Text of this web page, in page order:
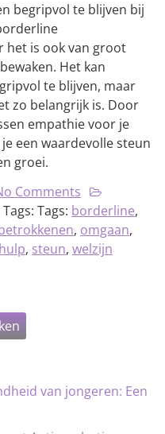
begripvol te blijven bij
het is ook van groot
Het kan
te blijven, maar
zo belangrijk is. Door
empathie voor je
een waardevolle steun
groei.
Comments
Tags: Tags: borderline,
, omgaan,
, steun, welzijn
van jongeren: Een